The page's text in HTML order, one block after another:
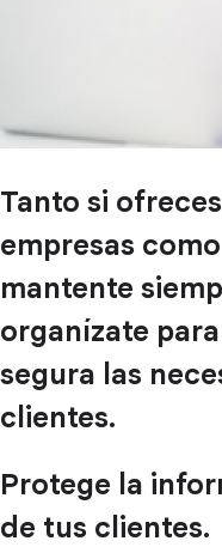
Tanto si
empresas
mantente
organízate
segura las
clientes.
Protege la
de tus clientes.